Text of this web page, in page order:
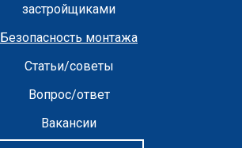
застройщиками
Безопасность монтажа
Статьи/советы
Вопрос/ответ
Вакансии